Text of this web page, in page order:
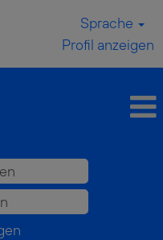
Sprache
Profil anzeigen